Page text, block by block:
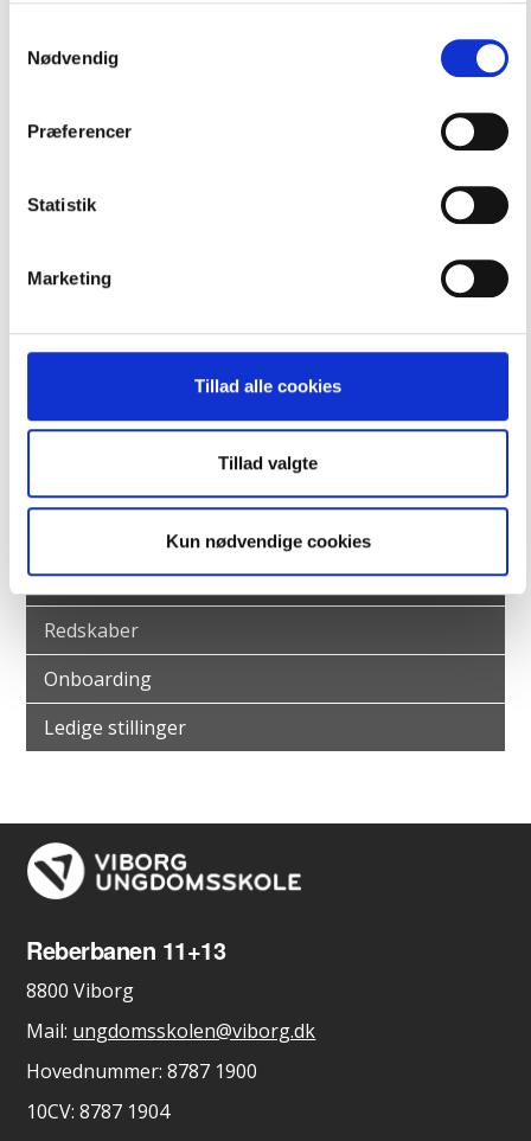
Nødvendig
Præferencer
Statistik
Marketing
Tillad alle cookies
Tillad valgte
Kun nødvendige cookies
PROFIL
Vores kernefortælling
Kære forældre …
Kære samarbejdspartnere …
Vision og værdier
Love og rammer
Caféen
Redskaber
Onboarding
Ledige stillinger
Reberbanen 11+13
8800 Viborg
Mail: ungdomsskolen@viborg.dk
Hovednummer: 8787 1900
10CV: 8787 1904